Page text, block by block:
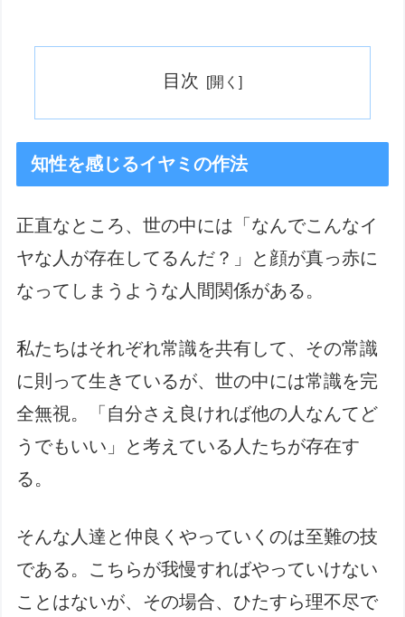
目次
知性を感じるイヤミの作法
正直なところ、世の中には「なんでこんなイ
ヤな人が存在してるんだ？」と顔が真っ赤に
なってしまうような人間関係がある。
私たちはそれぞれ常識を共有して、その常識
に則って生きているが、世の中には常識を完
全無視。「自分さえ良ければ他の人なんてど
うでもいい」と考えている人たちが存在す
る。
そんな人達と仲良くやっていくのは至難の技
である。こちらが我慢すればやっていけない
ことはないが、その場合、ひたすら理不尽で